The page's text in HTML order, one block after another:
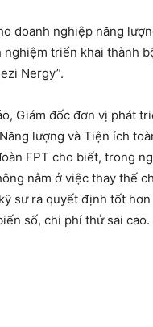
doanh nghiệp năng
nghiệm triển khai thành
Nergy”.
Giám đốc đơn vị phát
lượng và Tiện ích
FPT cho biết, trong
nằm ở việc thay thế
sư ra quyết định tốt
số, chi phí thử sai cao.